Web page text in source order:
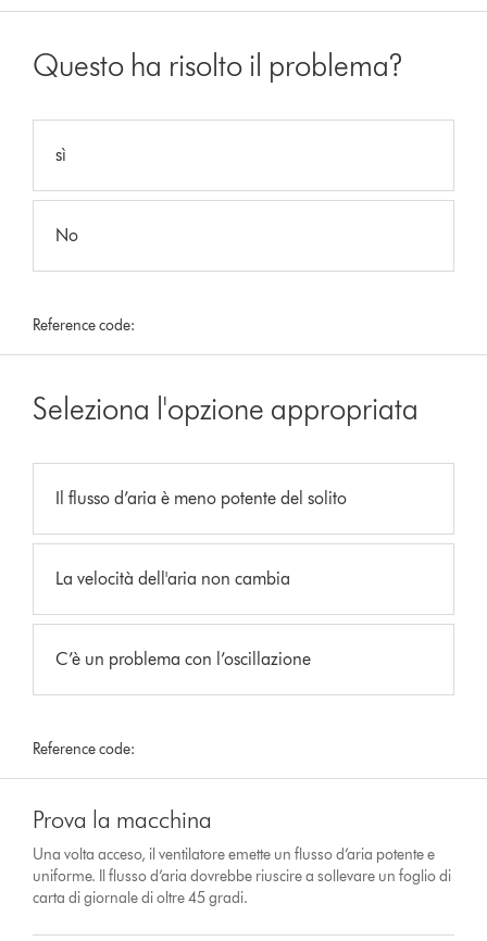
Questo ha risolto il problema?
sì
No
Reference code:
Seleziona l'opzione appropriata
Il flusso d’aria è meno potente del solito
La velocità dell'aria non cambia
C’è un problema con l’oscillazione
Reference code:
Prova la macchina
Una volta acceso, il ventilatore emette un flusso d’aria potente e
uniforme. Il flusso d’aria dovrebbe riuscire a sollevare un foglio di
carta di giornale di oltre 45 gradi.